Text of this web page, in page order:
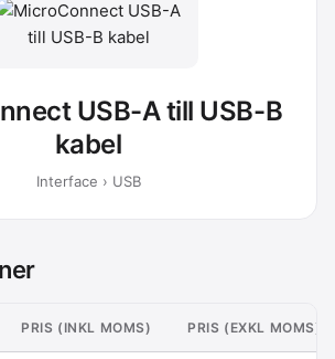
USB-A till USB-B
kabel
Interface › USB
PRIS (INKL MOMS) PRIS (EXKL MOMS)